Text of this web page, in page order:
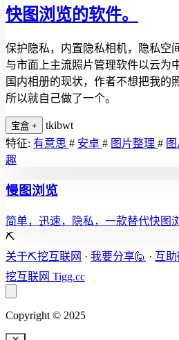
快图浏览的软件。
保护隐私，内置隐私相机，隐私空
与市面上主流照片管理软件以云为
国内相册的现状，作者不想把我的
所以就自己做了一个。
宝盒 +
tkibwt
特征: 有意思 # 安卓 # 图片整理 #
趣
慢图浏览
简单，迅速，隐私，一款替代快图
⛏️
关于⛏️挖互联网 · 我要分享🙋 · 互
挖互联网 Tigg.cc
Copyright © 2025